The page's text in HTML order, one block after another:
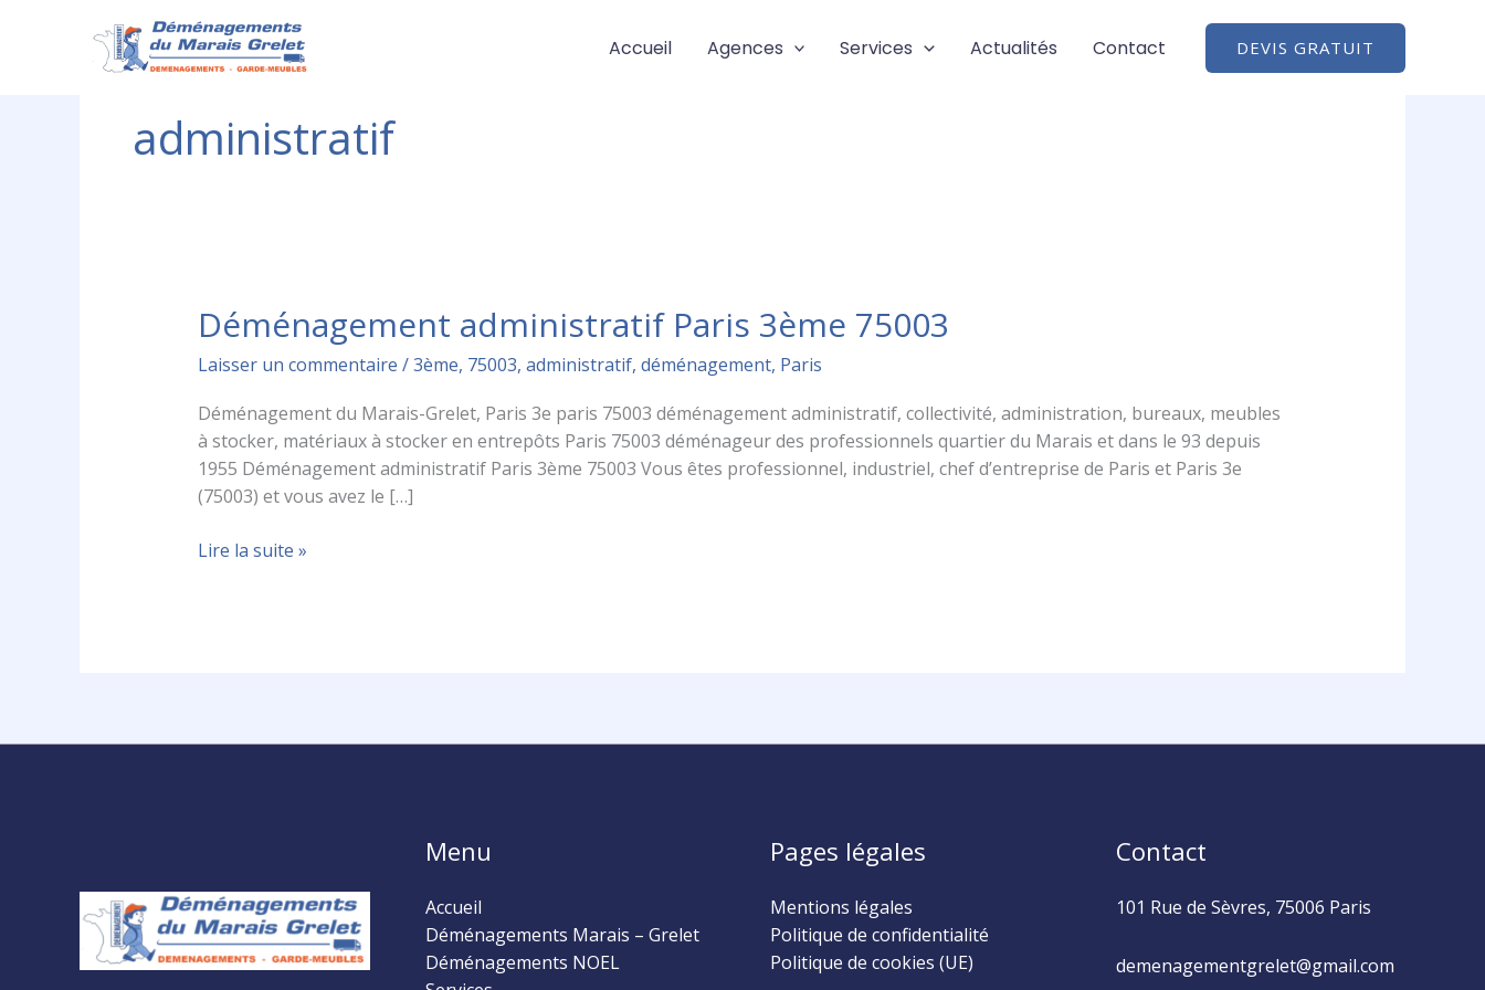
Accueil Agences Services Actualités Contact DEVIS GRATUIT
administratif
Déménagement administratif Paris 3ème 75003
Laisser un commentaire /3ème, 75003, administratif, déménagement, Paris
Déménagement du Marais-Grelet, Paris 3e paris 75003 déménagement administratif, collectivité, administration, bureaux, meubles
à stocker, matériaux à stocker en entrepôts Paris 75003 déménageur des professionnels quartier du Marais et dans le 93 depuis
1955 Déménagement administratif Paris 3ème 75003 Vous êtes professionnel, industriel, chef d’entreprise de Paris et Paris 3e
(75003) et vous avez le […]
Déménagement
administratif
Paris
75003
Lire la suite »
Menu
Accueil
Déménagements Marais – Grelet
Déménagements NOEL
Pages légales
Mentions légales
Politique de confidentialité
Politique de cookies (UE)
Contact
101 Rue de Sèvres, 75006 Paris
demenagementgrelet@gmail.com